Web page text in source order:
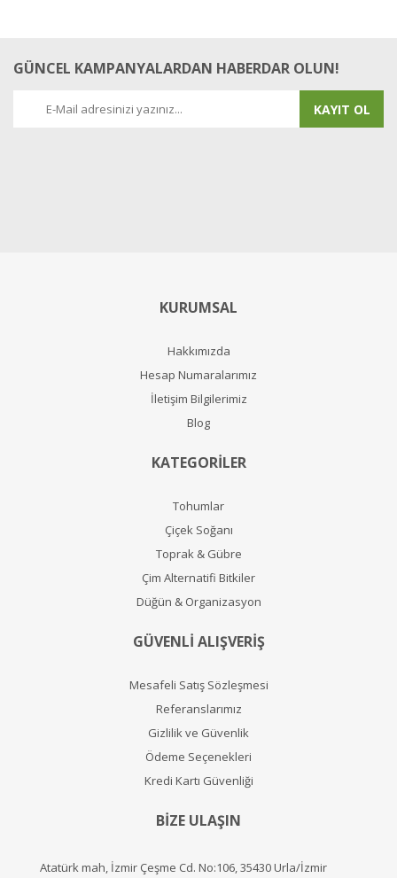
GÜNCEL KAMPANYALARDAN HABERDAR OLUN!
KAYIT OL
KURUMSAL
Hakkımızda
Hesap Numaralarımız
İletişim Bilgilerimiz
Blog
KATEGORİLER
Tohumlar
Çiçek Soğanı
Toprak & Gübre
Çim Alternatifi Bitkiler
Düğün & Organizasyon
GÜVENLİ ALIŞVERİŞ
Mesafeli Satış Sözleşmesi
Referanslarımız
Gizlilik ve Güvenlik
Ödeme Seçenekleri
Kredi Kartı Güvenliği
BİZE ULAŞIN
Atatürk mah, İzmir Çeşme Cd. No:106, 35430 Urla/İzmir